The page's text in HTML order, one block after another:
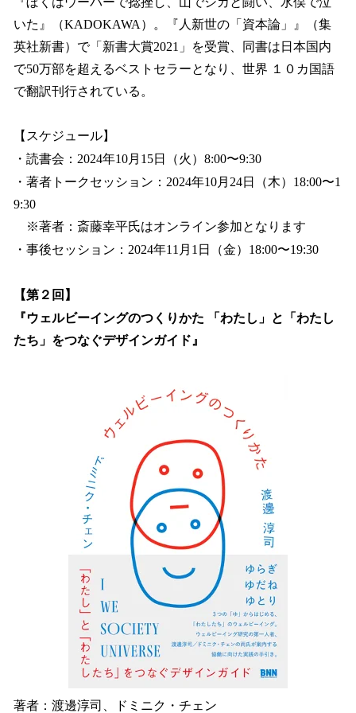
いた』（KADOKAWA）。『人新世の「資本論」』（集
英社新書）で「新書大賞2021」を受賞、同書は日本国内
で50万部を超えるベストセラーとなり、世界 １０カ国語
で翻訳刊行されている。
【スケジュール】
・読書会：2024年10月15日（火）8:00〜9:30
・著者トークセッション：2024年10月24日（木）18:00〜1
9:30
※著者：斎藤幸平氏はオンライン参加となります
・事後セッション：2024年11月1日（金）18:00〜19:30
【第２回】
『ウェルビーイングのつくりかた 「わたし」と「わたし
たち」をつなぐデザインガイド』
著者：渡邊淳司、ドミニク・チェン